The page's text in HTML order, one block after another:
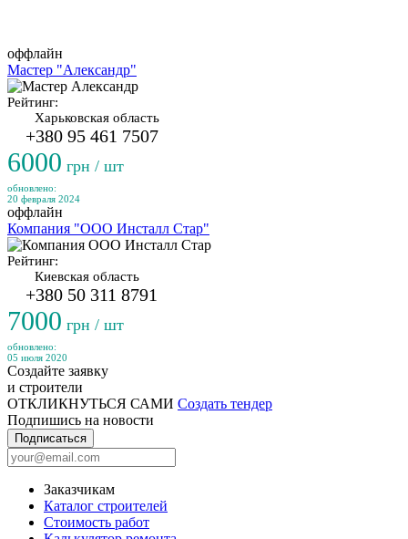
оффлайн
Мастер "Александр"
Рейтинг:
Харьковская область
+380 95 461 7507
6000 грн / шт
обновлено:
20 февраля 2024
оффлайн
Компания "ООО Инсталл Стар"
Рейтинг:
Киевская область
+380 50 311 8791
7000 грн / шт
обновлено:
05 июля 2020
Создайте заявку
и строители
ОТКЛИКНУТЬСЯ САМИ Создать тендер
Подпишись на новости
Подписаться
Заказчикам
Каталог строителей
Стоимость работ